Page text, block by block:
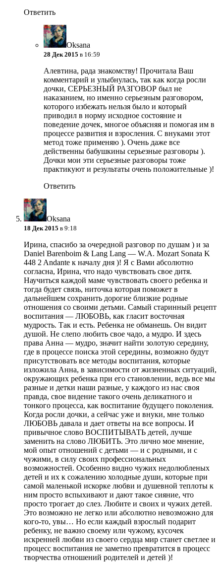
Ответить
Oksana
28 Дек 2015 в 16:59
Алевтина, рада знакомству! Прочитала Ваш
комментарий и улыбнулась, так как когда росли
дочки, СЕРЬЕЗНЫЙ РАЗГОВОР был не
наказанием, но именно серьезным разговором,
которого избежать нельзя было и который
приводил в норму исходное состояние и
поведение дочек, многое объясняя и помогая им в
процессе развития и взросления. С внуками этот
метод тоже применяю ). Очень даже все
действенны бабушкины серьезные разговоры ).
Дочки мои эти серьезные разговоры тоже
практикуют и результаты очень положительные )!
Ответить
Oksana
18 Дек 2015 в 9:18
Ирина, спасибо за очередной разговор по душам ) и за
Daniel Barenboim & Lang Lang — W.A. Mozart Sonata K
448 2 Andante к началу дня )! Я с Вами абсолютно
согласна, Ирина, что надо чувствовать свое дитя.
Научиться каждой маме чувствовать своего ребенка и
тогда будет связь, ниточка которая поможет в
дальнейшем сохранить дорогие близкие родные
отношения со своими детьми. Самый старинный рецепт
воспитания — ЛЮБОВЬ, как гласит восточная
мудрость. Так и есть. Ребенка не обманешь. Он видит
душой. Не слепо любить свое чадо, а мудро. И здесь
права Анна — мудро, значит найти золотую середину,
где в процессе поиска этой середины, возможно будут
присутствовать все методы воспитания, которые
изложила Анна, в зависимости от жизненных ситуаций,
окружающих ребенка при его становлении, ведь все мы
разные и детки наши разные, у каждого из нас своя
правда, свое видение такого очень деликатного и
тонкого процесса, как воспитание будущего поколения.
Когда росли дочки, а сейчас уже и внуки, мне только
ЛЮБОВЬ давала и дает ответы на все вопросы. И
привычное слово ВОСПИТЫВАТЬ детей, лучше
заменить на слово ЛЮБИТЬ. Это лично мое мнение,
мой опыт отношений с детьми — и с родными, и с
чужими, в силу своих профессиональных
возможностей. Особенно видно чужих недолюбленых
детей и их к сожалению холодные души, которые при
самой маленькой искорке любви и душевной теплоты к
ним просто вспыхивают и дают такое сияние, что
просто трогает до слез. Любите и своих и чужих детей.
Это возможно не легко или абсолютно невозможно для
кого-то, увы… Но если каждый взрослый подарит
ребенку, не важно своему или чужому, кусочек
искренней любви из своего сердца мир станет светлее и
процесс воспитания не заметно превратится в процесс
творчества отношений родителей и детей )!